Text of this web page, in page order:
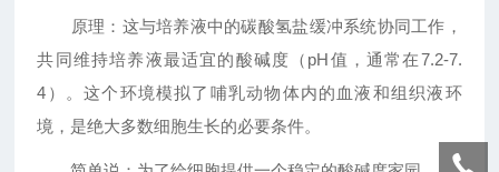
原理：这与培养液中的碳酸氢盐缓冲系统协同工作，
共同维持培养液最适宜的酸碱度（pH值，通常在7.2-7.
4）。这个环境模拟了哺乳动物体内的血液和组织液环
境，是绝大多数细胞生长的必要条件。